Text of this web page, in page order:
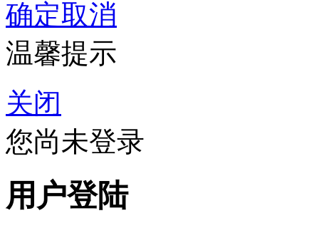
确定取消
温馨提示
关闭
您尚未登录
用户登陆